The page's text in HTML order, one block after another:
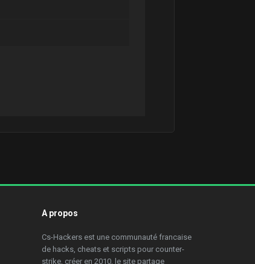
A propos
Cs-Hackers est une communauté francaise
de hacks, cheats et scripts pour counter-
strike, créer en 2010, le site partage